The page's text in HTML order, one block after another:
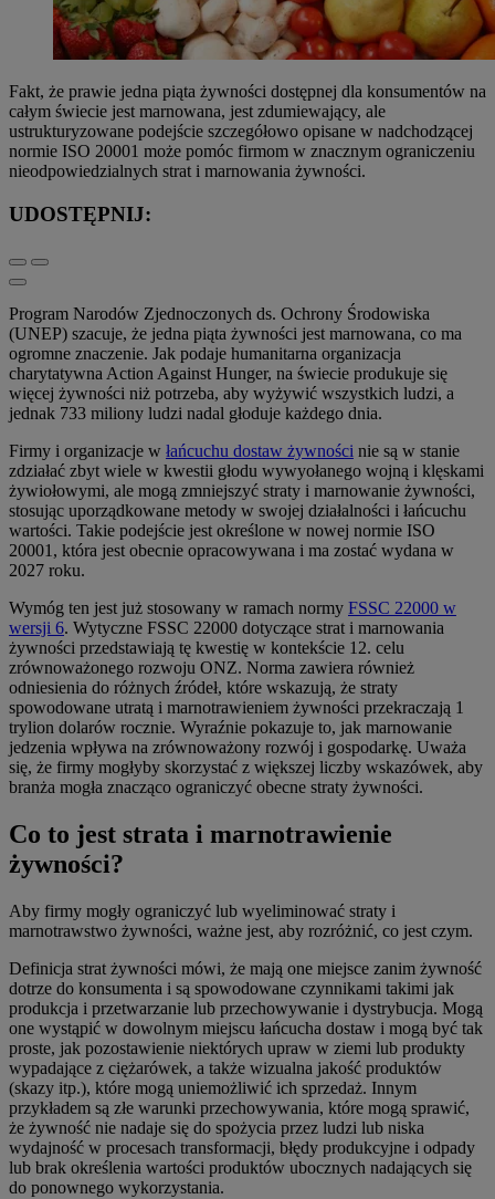
Fakt, że prawie jedna piąta żywności dostępnej dla konsumentów na
całym świecie jest marnowana, jest zdumiewający, ale
ustrukturyzowane podejście szczegółowo opisane w nadchodzącej
normie ISO 20001 może pomóc firmom w znacznym ograniczeniu
nieodpowiedzialnych strat i marnowania żywności.
UDOSTĘPNIJ:
Program Narodów Zjednoczonych ds. Ochrony Środowiska
(UNEP) szacuje, że jedna piąta żywności jest marnowana, co ma
ogromne znaczenie. Jak podaje humanitarna organizacja
charytatywna Action Against Hunger, na świecie produkuje się
więcej żywności niż potrzeba, aby wyżywić wszystkich ludzi, a
jednak 733 miliony ludzi nadal głoduje każdego dnia.
Firmy i organizacje w łańcuchu dostaw żywności nie są w stanie
zdziałać zbyt wiele w kwestii głodu wywyołanego wojną i klęskami
żywiołowymi, ale mogą zmniejszyć straty i marnowanie żywności,
stosując uporządkowane metody w swojej działalności i łańcuchu
wartości. Takie podejście jest określone w nowej normie ISO
20001, która jest obecnie opracowywana i ma zostać wydana w
2027 roku.
Wymóg ten jest już stosowany w ramach normy FSSC 22000 w
wersji 6. Wytyczne FSSC 22000 dotyczące strat i marnowania
żywności przedstawiają tę kwestię w kontekście 12. celu
zrównoważonego rozwoju ONZ. Norma zawiera również
odniesienia do różnych źródeł, które wskazują, że straty
spowodowane utratą i marnotrawieniem żywności przekraczają 1
trylion dolarów rocznie. Wyraźnie pokazuje to, jak marnowanie
jedzenia wpływa na zrównoważony rozwój i gospodarkę. Uważa
się, że firmy mogłyby skorzystać z większej liczby wskazówek, aby
branża mogła znacząco ograniczyć obecne straty żywności.
Co to jest strata i marnotrawienie
żywności?
Aby firmy mogły ograniczyć lub wyeliminować straty i
marnotrawstwo żywności, ważne jest, aby rozróżnić, co jest czym.
Definicja strat żywności mówi, że mają one miejsce zanim żywność
dotrze do konsumenta i są spowodowane czynnikami takimi jak
produkcja i przetwarzanie lub przechowywanie i dystrybucja. Mogą
one wystąpić w dowolnym miejscu łańcucha dostaw i mogą być tak
proste, jak pozostawienie niektórych upraw w ziemi lub produkty
wypadające z ciężarówek, a także wizualna jakość produktów
(skazy itp.), które mogą uniemożliwić ich sprzedaż. Innym
przykładem są złe warunki przechowywania, które mogą sprawić,
że żywność nie nadaje się do spożycia przez ludzi lub niska
wydajność w procesach transformacji, błędy produkcyjne i odpady
lub brak określenia wartości produktów ubocznych nadających się
do ponownego wykorzystania.